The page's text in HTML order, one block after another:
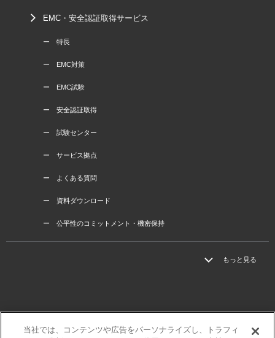
EMC・安全認証取得サービス
ー 特長
ー EMC対策
ー EMC試験
ー 安全認証取得
ー 試験センター
ー サービス拠点
ー よくある質問
ー 資料ダウンロード
ー 公平性のコミットメント・機密保持
もっと見る
三菱電機
当社では、コンテンツや広告をパーソナライズし、トラフィ